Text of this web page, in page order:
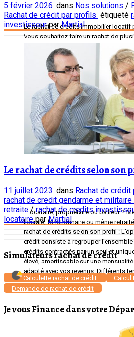
Le rachat de crédits immobilier locatif
Vous souhaitez faire un rachat de
(consommation, immobiliers…) et
avez ou plusieurs crédit immobilier
financement d’un investissement
avantages d’un rachat de crédit
locatif ? […]
5 février 2026 dans Nos solutions /
Rachat de crédit par profils étiqueté
investisseurparMartial
Locataire, propriétaire ou bailleur ?
libérale, fonctionnaire ou même
rachat de crédits selon son profil :
crédit consiste à regrouper
crédits contractés par un seul et
élevé, amortissable sur une
adapté avec vos revenus. Différents
Le rachat de crédits selon son
11 juillet 2023 dans Rachat de crédit
rachat de credit gendarme et militaire
retraite /rachat de credits
locataireparMartial
Simulateurs rachat de crédit
Calculette rachat de crédit
Calcul
Demande de rachat de crédit
Je vous Finance dans votre